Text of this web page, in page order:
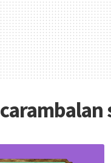
carambalan